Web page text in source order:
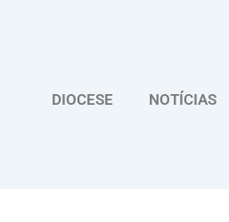
DIOCESE NOTÍCIAS